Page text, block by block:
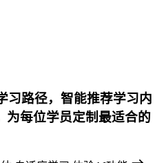
习路径，智能推荐学习内
为每位学员定制最适合的